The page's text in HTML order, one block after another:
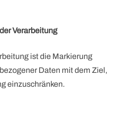
Verarbeitung
ist die Markierung
Daten mit dem Ziel,
einzuschränken.